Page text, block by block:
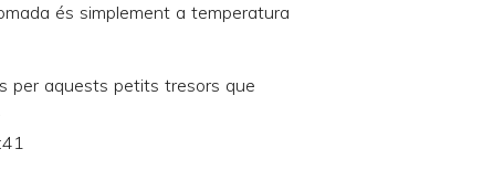
és simplement a temperatura
per aquests petits tresors que